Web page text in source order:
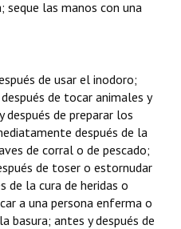
seque las manos con una
de usar el inodoro;
de tocar animales y
después de preparar los
después de la
de corral o de pescado;
de toser o estornudar
de la cura de heridas o
a una persona enferma o
basura; antes y después de